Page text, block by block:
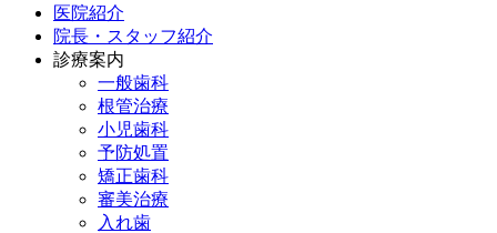
医院紹介
院長・スタッフ紹介
診療案内
一般歯科
根管治療
小児歯科
予防処置
矯正歯科
審美治療
入れ歯